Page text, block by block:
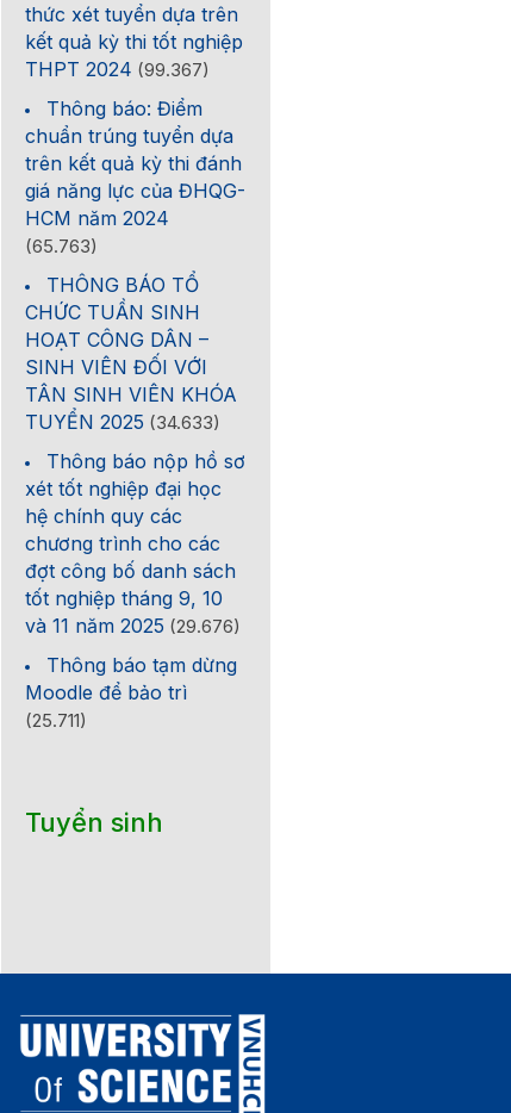
thức xét tuyển dựa trên
kết quả kỳ thi tốt nghiệp
THPT 2024 (99.367)
Thông báo: Điểm
chuẩn trúng tuyển dựa
trên kết quả kỳ thi đánh
giá năng lực của ĐHQG-
HCM năm 2024
(65.763)
THÔNG BÁO TỔ
CHỨC TUẦN SINH
HOẠT CÔNG DÂN –
SINH VIÊN ĐỐI VỚI
TÂN SINH VIÊN KHÓA
TUYỂN 2025 (34.633)
Thông báo nộp hồ sơ
xét tốt nghiệp đại học
hệ chính quy các
chương trình cho các
đợt công bố danh sách
tốt nghiệp tháng 9, 10
và 11 năm 2025 (29.676)
Thông báo tạm dừng
Moodle để bảo trì
(25.711)
Tuyển sinh